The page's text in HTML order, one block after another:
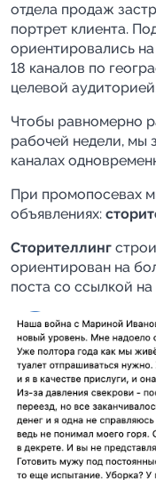
отдела продаж
портрет клиента.
ориентировались
18 каналов по
целевой
Чтобы равномерно
рабочей недели, мы
каналах
При промопосевах
объявлениях:
Сторителлинг
ориентирован на
поста со ссылкой на